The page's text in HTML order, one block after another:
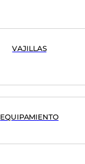
VAJILLAS
EQUIPAMIENTO